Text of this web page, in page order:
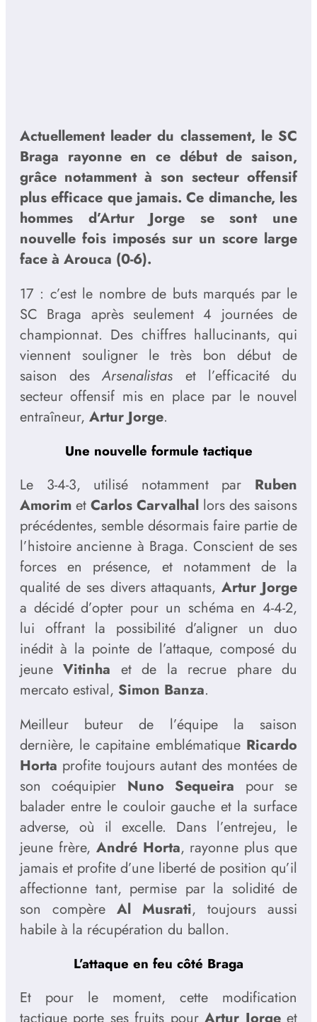
Actuellement leader du classement, le SC
Braga rayonne en ce début de saison,
grâce notamment à son secteur offensif
plus efficace que jamais. Ce dimanche, les
hommes d’Artur Jorge se sont une
nouvelle fois imposés sur un score large
face à Arouca (0-6).
17 : c’est le nombre de buts marqués par le
SC Braga après seulement 4 journées de
championnat. Des chiffres hallucinants, qui
viennent souligner le très bon début de
saison desArsenalistas et l’efficacité du
secteur offensif mis en place par le nouvel
entraîneur, Artur Jorge.
Une nouvelle formule tactique
Le 3-4-3, utilisé notamment par Ruben
Amorim et Carlos Carvalhal lors des saisons
précédentes, semble désormais faire partie de
l’histoire ancienne à Braga. Conscient de ses
forces en présence, et notamment de la
qualité de ses divers attaquants,Artur Jorge
a décidé d’opter pour un schéma en 4-4-2,
lui offrant la possibilité d’aligner un duo
inédit à la pointe de l’attaque, composé du
jeuneVitinha et de la recrue phare du
mercato estival, Simon Banza.
Meilleur buteur de l’équipe la saison
dernière, le capitaine emblématique Ricardo
Horta profite toujours autant des montées de
son coéquipier Nuno Sequeira pour se
balader entre le couloir gauche et la surface
adverse, où il excelle. Dans l’entrejeu, le
jeune frère, André Horta, rayonne plus que
jamais et profite d’une liberté de position qu’il
affectionne tant, permise par la solidité de
son compère Al Musrati, toujours aussi
habile à la récupération du ballon.
L’attaque en feu côté Braga
Et pour le moment, cette modification